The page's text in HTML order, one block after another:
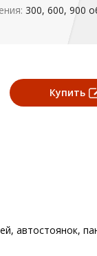
300, 600, 900
Купить
автостоянок,